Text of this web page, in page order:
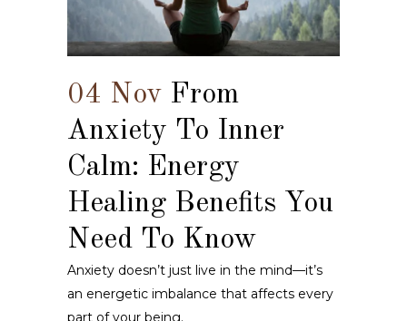
04 Nov From
Anxiety To Inner
Calm: Energy
Healing Benefits You
Need To Know
Anxiety doesn’t just live in the mind—it’s
an energetic imbalance that affects every
part of your being.